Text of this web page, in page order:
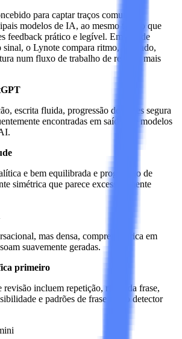
para captar traços comuns
modelos de IA, ao mesmo tempo que
feedback prático e legível. Em vez de
sinal, o Lynote compara ritmo, fraseado,
num fluxo de trabalho de revisão mais
escrita fluida, progressão de frases segura
encontradas em saídas de modelos
e bem equilibrada e progressão de
simétrica que parece excessivamente
mas densa, compressão rica em
suavemente geradas.
primeiro
revisão incluem repetição, ritmo da frase,
e padrões de frase que o detector